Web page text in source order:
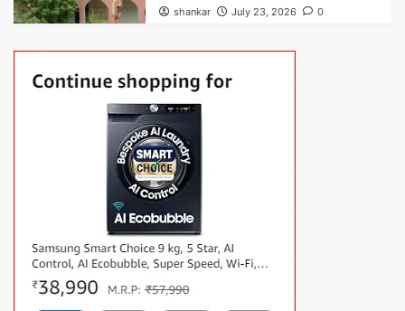
shankar July 23, 2026 0